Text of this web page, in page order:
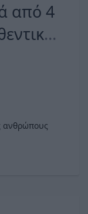
από 4
ανθρώπους